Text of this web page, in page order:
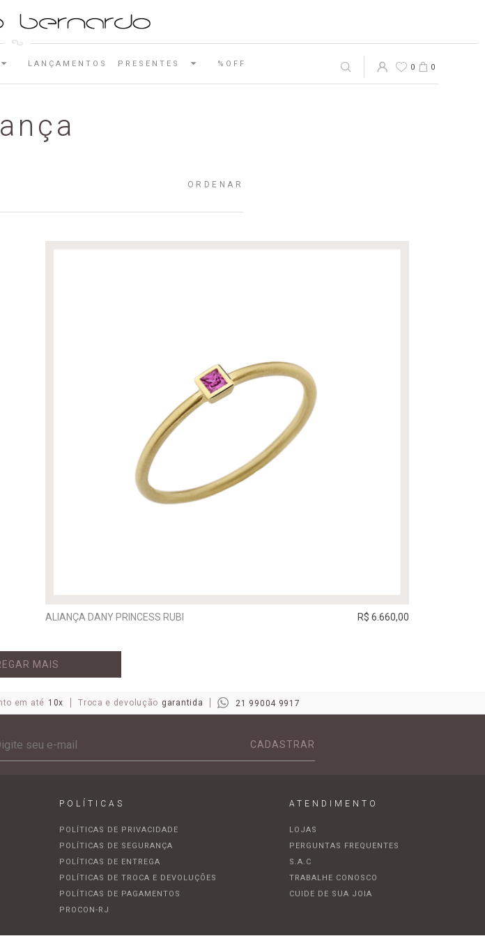
LANÇAMENTOS PRESENTES %OFF 0 0
ORDENAR
ALIANÇA DANY PRINCESS RUBI R$ 6.660,00
MAIS
em até 10x Troca e devolução garantida 21 99004 9917
CADASTRAR
POLÍTICAS
POLÍTICAS DE PRIVACIDADE
POLÍTICAS DE SEGURANÇA
POLÍTICAS DE ENTREGA
POLÍTICAS DE TROCA E DEVOLUÇÕES
POLÍTICAS DE PAGAMENTOS
PROCON-RJ
ATENDIMENTO
LOJAS
PERGUNTAS FREQUENTES
S.A.C
TRABALHE CONOSCO
CUIDE DE SUA JOIA